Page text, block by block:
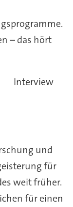
– das hört
Interview
und
für
weit früher.
für einen